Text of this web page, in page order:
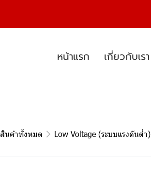
หน้าแรก เกี่ยวกับเรา
สินค้าทั้งหมด Low Voltage (ระบบแรงดันต่ำ)